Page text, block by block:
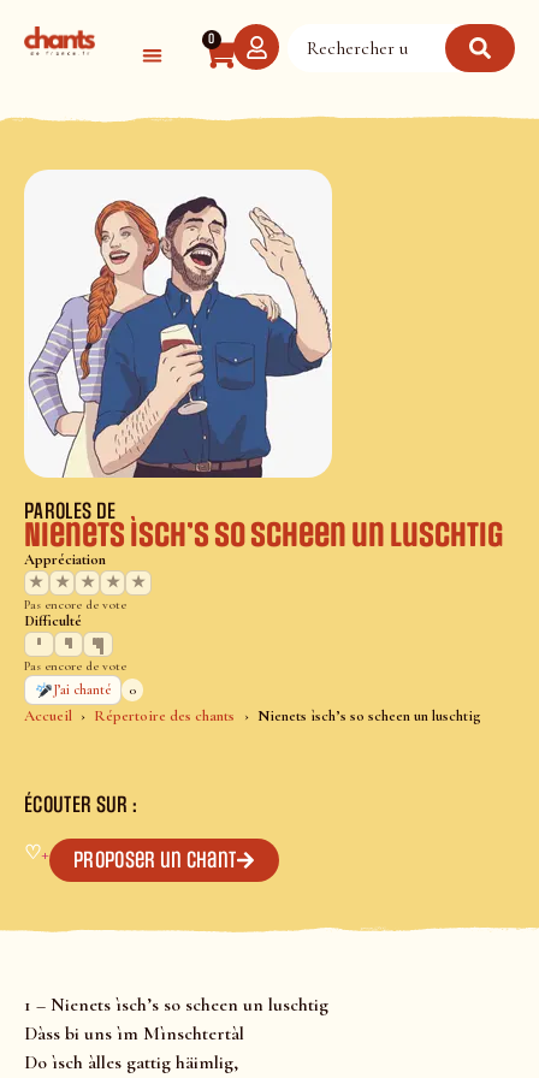
0
Accueil Répertoire des chants Nienets ìsch’s so scheen un luschtig
PAROLES DE
Nienets ìsch’s so scheen un luschtig
Appréciation
★
★ ★ ★ ★
Pas encore de vote
Difficulté
Pas encore de vote
J’ai chanté
0
ÉCOUTER SUR :
♡+ Proposer un chant
1 – Nienets ìsch’s so scheen un luschtig
Dàss bi uns ìm Mìnschtertàl
Do ìsch àlles gattig häimlig,